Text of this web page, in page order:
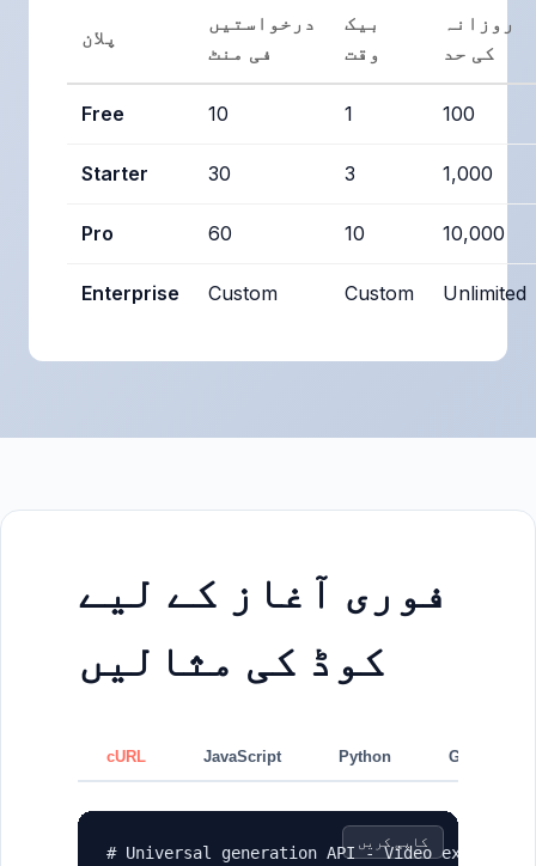
پلان
درخواستیں
فی منٹ
بیک
وقت
روزانہ
کی حد
Free 10 1 100
Starter 30 3 1,000
Pro 60 10 10,000
Enterprise Custom Custom Unlimited
فوری آغاز کے لیے
کوڈ کی مثالیں
cURL JavaScript Python GraphQL
کاپی کریں
# Universal generation API - Video example